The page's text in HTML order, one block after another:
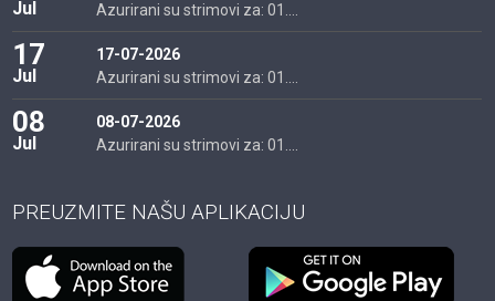
Jul
Azurirani su strimovi za: 01....
17
Jul
17-07-2026
Azurirani su strimovi za: 01....
08
Jul
08-07-2026
Azurirani su strimovi za: 01....
PREUZMITE NAŠU APLIKACIJU